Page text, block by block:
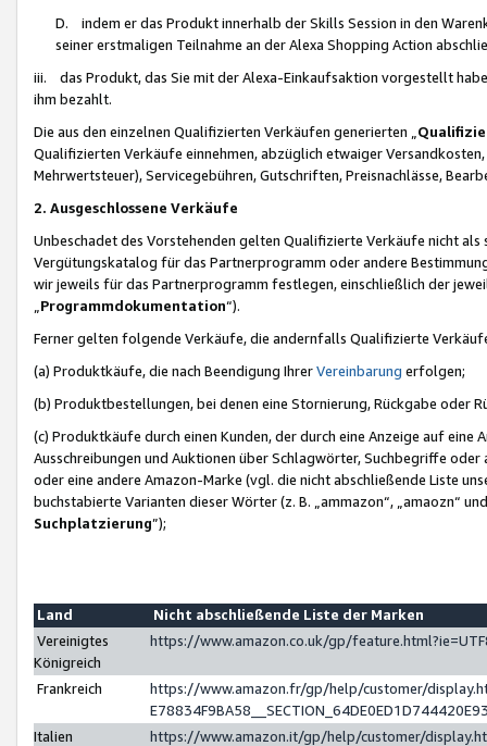
D. indem er das Produkt innerhalb der Skills Session in den
seiner erstmaligen Teilnahme an der Alexa Shopping Action
iii. das Produkt, das Sie mit der Alexa-Einkaufsaktion vorgestellt
ihm bezahlt.
Die aus den einzelnen Qualifizierten Verkäufen generierten „
Qualifizierten Verkäufe einnehmen, abzüglich etwaiger
Mehrwertsteuer), Servicegebühren, Gutschriften, Preisnachlässe,
2. Ausgeschlossene Verkäufe
Unbeschadet des Vorstehenden gelten Qualifizierte Verkäufe nicht
Vergütungskatalog für das Partnerprogramm oder andere
wir jeweils für das Partnerprogramm festlegen, einschließlich der
Programmdokumentation“).
Ferner gelten folgende Verkäufe, die andernfalls Qualifizierte
(a) Produktkäufe, die nach Beendigung IhrerVereinbarung erfolgen;
(b) Produktbestellungen, bei denen eine Stornierung, Rückgabe oder
(c) Produktkäufe durch einen Kunden, der durch eine Anzeige auf
Ausschreibungen und Auktionen über Schlagwörter, Suchbegriffe
oder eine andere Amazon-Marke (vgl. die nicht abschließende Liste
buchstabierte Varianten dieser Wörter (z. B. „ammazon“, „amaozn“
Suchplatzierung”);
Land
Nicht abschließende Liste der Marken
Vereinigtes
Königreich
https://www.amazon.co.uk/gp/
Frankreich
https://www.amazon.fr/gp/help/customer/
Italien
https://www.amazon.it/gp/help/customer/